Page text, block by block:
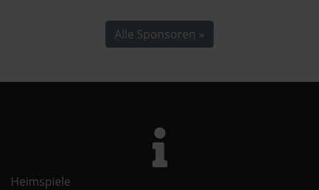
Alle Sponsoren »
Heimspiele